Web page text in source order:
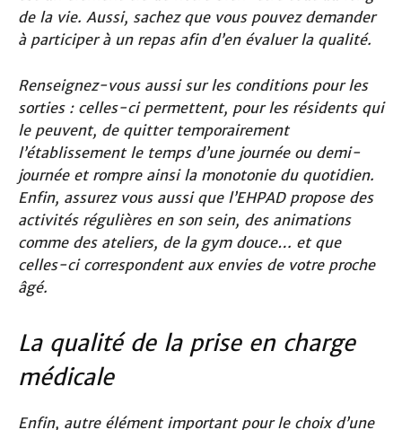
de la vie. Aussi, sachez que vous pouvez demander
à participer à un repas afin d’en évaluer la qualité.
Renseignez-vous aussi sur les conditions pour les
sorties : celles-ci permettent, pour les résidents qui
le peuvent, de quitter temporairement
l’établissement le temps d’une journée ou demi-
journée et rompre ainsi la monotonie du quotidien.
Enfin, assurez vous aussi que l’EHPAD propose des
activités régulières en son sein, des animations
comme des ateliers, de la gym douce… et que
celles-ci correspondent aux envies de votre proche
âgé.
La qualité de la prise en charge
médicale
Enfin, autre élément important pour le choix d’une